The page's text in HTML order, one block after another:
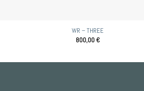
WR – THREE
800,00€